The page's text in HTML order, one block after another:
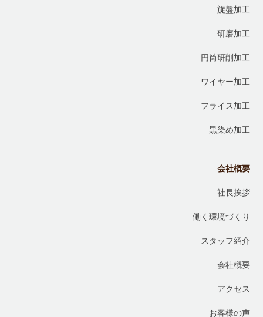
旋盤加工
研磨加工
円筒研削加工
ワイヤー加工
フライス加工
黒染め加工
会社概要
社長挨拶
働く環境づくり
スタッフ紹介
会社概要
アクセス
お客様の声